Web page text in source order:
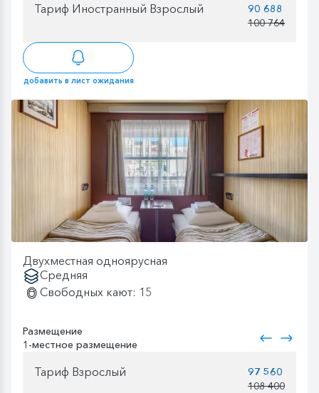
Тариф Иностранный Взрослый
90 688
100 764
добавить в лист ожидания
Двухместная одноярусная
Средняя
Свободных кают: 15
Размещение
1-местное размещение
Тариф Взрослый
97 560
108 400